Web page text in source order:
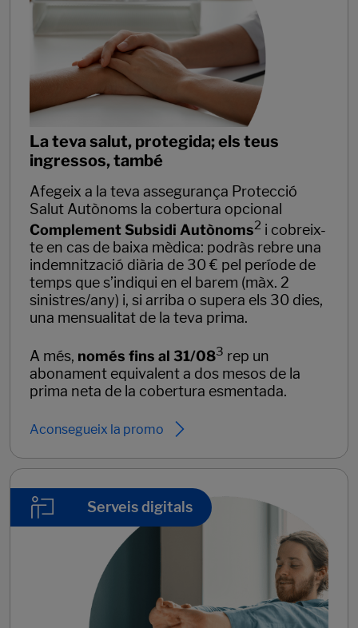
La teva salut, protegida; els teus
ingressos, també
Afegeix a la teva assegurança Protecció
Salut Autònoms la cobertura opcional
Complement Subsidi Autònoms2 i cobreix-
te en cas de baixa mèdica: podràs rebre una
indemnització diària de 30 € pel període de
temps que s’indiqui en el barem (màx. 2
sinistres/any) i, si arriba o supera els 30 dies,
una mensualitat de la teva prima.
A més, només fins al 31/083 rep un
abonament equivalent a dos mesos de la
prima neta de la cobertura esmentada.
Aconsegueix la promo
Serveis digitals